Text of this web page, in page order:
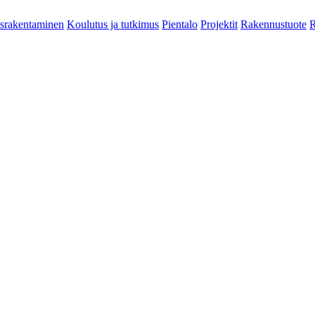
Koulutus ja tutkimus Pientalo Projektit Rakennustuote